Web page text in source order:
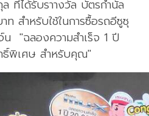
ที่ได้รับราางวัล บัตรกำนัล
สำหรับใช้ในการซื้อรถอีซูซุ
น "ฉลองความสำเร็จ 1 ปี
พิเศษ สำหรับคุณ"